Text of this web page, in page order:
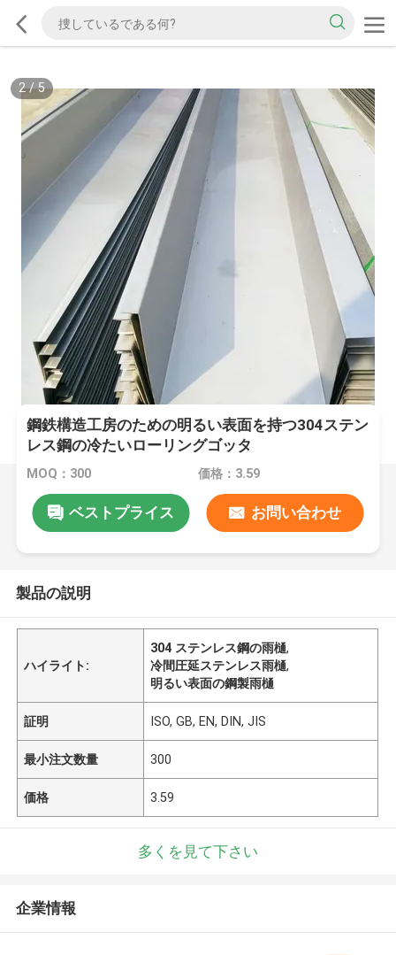
2/5
鋼鉄構造工房のための明るい表面を持つ304ステン
レス鋼の冷たいローリングゴッタ
MOQ：300 価格：3.59
ベストプライス お問い合わせ
製品の説明
ハイライト:
304 ステンレス鋼の雨樋,
冷間圧延ステンレス雨樋,
明るい表面の鋼製雨樋
証明 ISO, GB, EN, DIN, JIS
最小注文数量 300
価格 3.59
多くを見て下さい
企業情報